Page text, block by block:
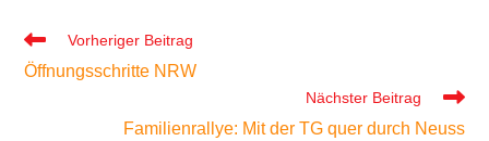
Vorheriger Beitrag
Öffnungsschritte NRW
Nächster Beitrag
Familienrallye: Mit der TG quer durch Neuss